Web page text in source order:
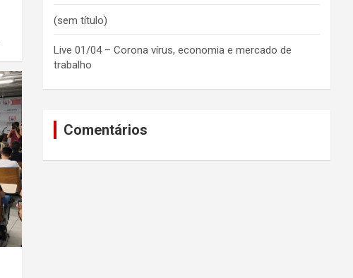
(sem título)
Live 01/04 – Corona vírus, economia e mercado de
trabalho
Comentários